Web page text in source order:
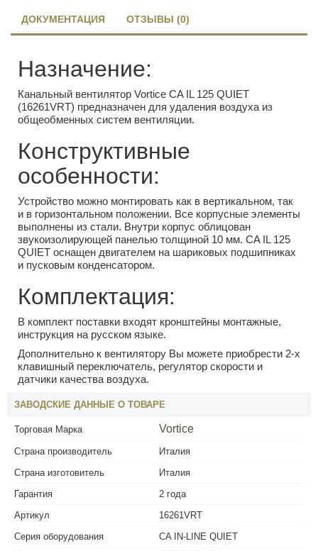
ДОКУМЕНТАЦИЯ ОТЗЫВЫ (0)
Назначение:
Канальный вентилятор Vortice CA IL 125 QUIET
(16261VRT) предназначен для удаления воздуха из
общеобменных систем вентиляции.
Конструктивные
особенности:
Устройство можно монтировать как в вертикальном, так
и в горизонтальном положении. Все корпусные элементы
выполнены из стали. Внутри корпус облицован
звукоизолирующей панелью толщиной 10 мм. CA IL 125
QUIET оснащен двигателем на шариковых подшипниках
и пусковым конденсатором.
Комплектация:
В комплект поставки входят кронштейны монтажные,
инструкция на русском языке.
Дополнительно к вентилятору Вы можете приобрести 2-х
клавишный переключатель, регулятор скорости и
датчики качества воздуха.
ЗАВОДСКИЕ ДАННЫЕ О ТОВАРЕ
Торговая Марка Vortice
Страна производитель
Италия
Страна изготовитель
Италия
Гарантия
2 года
Артикул
16261VRT
Серия оборудования
CA IN-LINE QUIET